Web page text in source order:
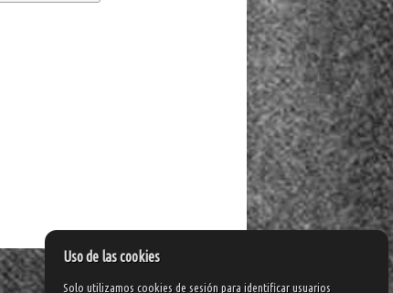
Uso de las cookies
Solo utilizamos cookies de sesión para identificar usuarios